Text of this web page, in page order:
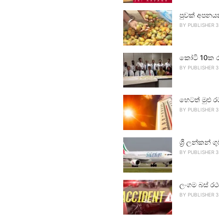
පුවක්
BY PUBLISHER 3
කෝටි 10ක
BY PUBLISHER 3
හෙටත් මුළු
BY PUBLISHER 3
ශ්‍රී ලන්කන්
BY PUBLISHER 3
ලංගම බස්
BY PUBLISHER 3